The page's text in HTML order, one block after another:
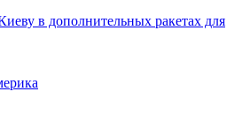
в дополнительных ракетах для